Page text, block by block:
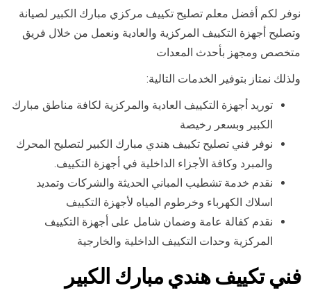
نوفر لكم أفضل معلم تصليح تكييف مركزي مبارك الكبير لصيانة
وتصليح أجهزة التكييف المركزية والعادية ونعمل من خلال فريق
متخصص ومجهز بأحدث المعدات
ولذلك نمتاز بتوفير الخدمات التالية:
توريد أجهزة التكييف العادية والمركزية لكافة مناطق مبارك
الكبير وبسعر رخيصة
نوفر فني تصليح تكييف هندي مبارك الكبير لتصليح المحرك
والمبرد وكافة الأجزاء الداخلية في أجهزة التكييف.
نقدم خدمة تشطيب المباني الحديثة والشركات وتمديد
اسلاك الكهرباء وخرطوم المياه لأجهزة التكييف
نقدم كفالة عامة وضمان شامل على أجهزة التكييف
المركزية وحدات التكييف الداخلية والخارجية
فني تكييف هندي مبارك الكبير